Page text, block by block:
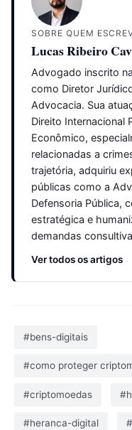
SOBRE QUEM
Lucas Ribeiro
Advogado inscrito
como Diretor
Advocacia. Sua
Direito Internacional
Econômico,
relacionadas a
trajetória, adquiriu
públicas como a
Defensoria Pública,
estratégica e
demandas
Ver todos os artigos
#bens-digitais
#como proteger
#criptomoedas
#heranca-digital